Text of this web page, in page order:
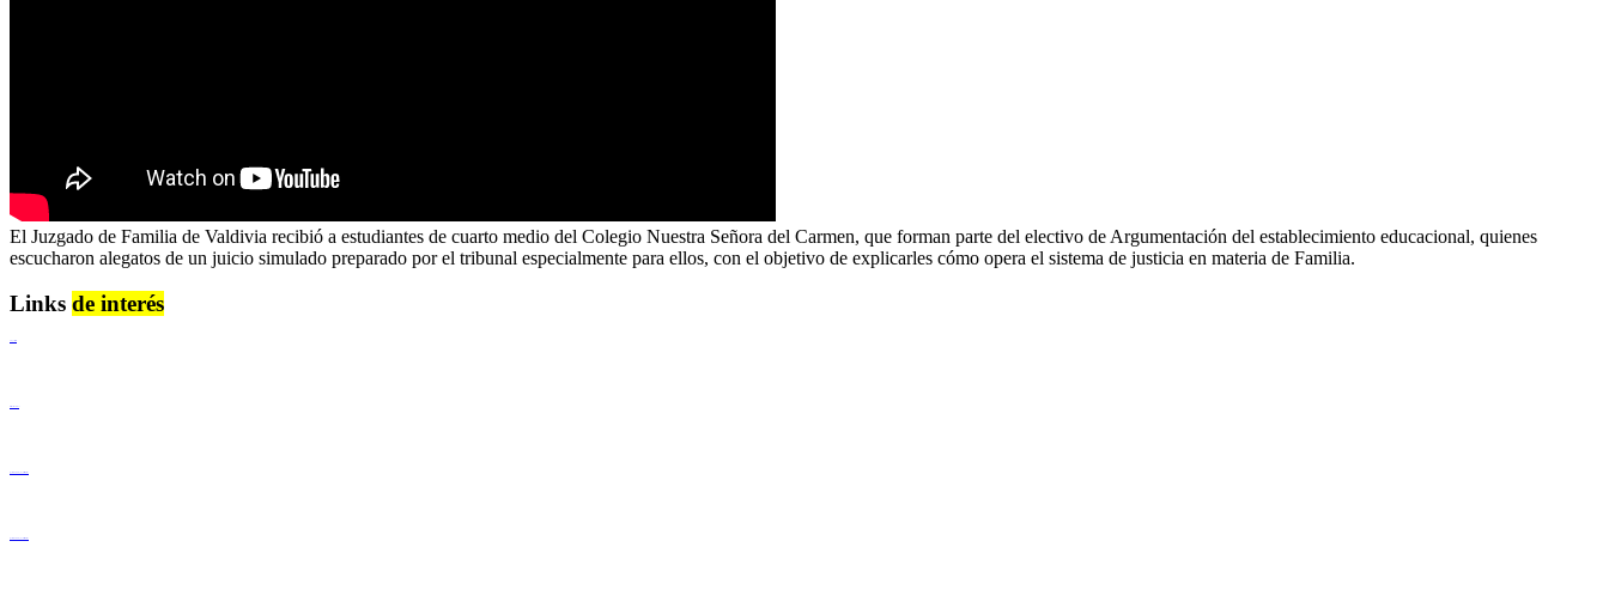
El Juzgado de Familia de Valdivia recibió a estudiantes de cuarto medio del Colegio Nuestra Señora del Carmen, que forman parte del electivo de Argumentación del establecimiento educacional, quienes
escucharon alegatos de un juicio simulado preparado por el tribunal especialmente para ellos, con el objetivo de explicarles cómo opera el sistema de justicia en materia de Familia.
Links de interés